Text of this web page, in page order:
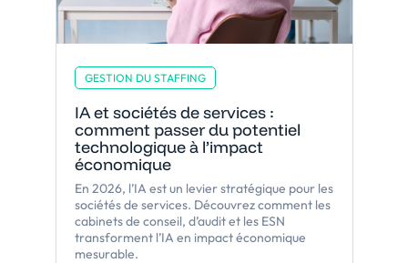
GESTION DU STAFFING
IA et sociétés de services :
comment passer du potentiel
technologique à l’impact
économique
En 2026, l’IA est un levier stratégique pour les
sociétés de services. Découvrez comment les
cabinets de conseil, d’audit et les ESN
transforment l’IA en impact économique
mesurable.